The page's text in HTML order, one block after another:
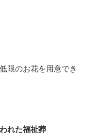
限のお花を用意でき
れた福祉葬